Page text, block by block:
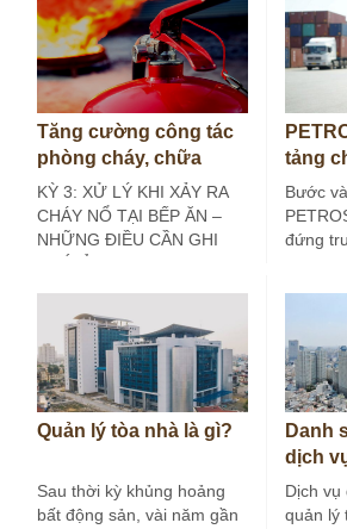
Tăng cường công tác
phòng cháy, chữa
cháy tại bếp ăn công
nghiệp (Kỳ 3)
KỲ 3: XỬ LÝ KHI XẢY RA
CHÁY NỔ TẠI BẾP ĂN –
NHỮNG ĐIỀU CẦN GHI
tảng
30+
Bước
đứng
Quản lý tòa nhà là gì?
Sau thời kỳ khủng hoảng
bất động sản, vài năm gần
Danh
dịch
tại Hà
Dịch vụ
quản lý